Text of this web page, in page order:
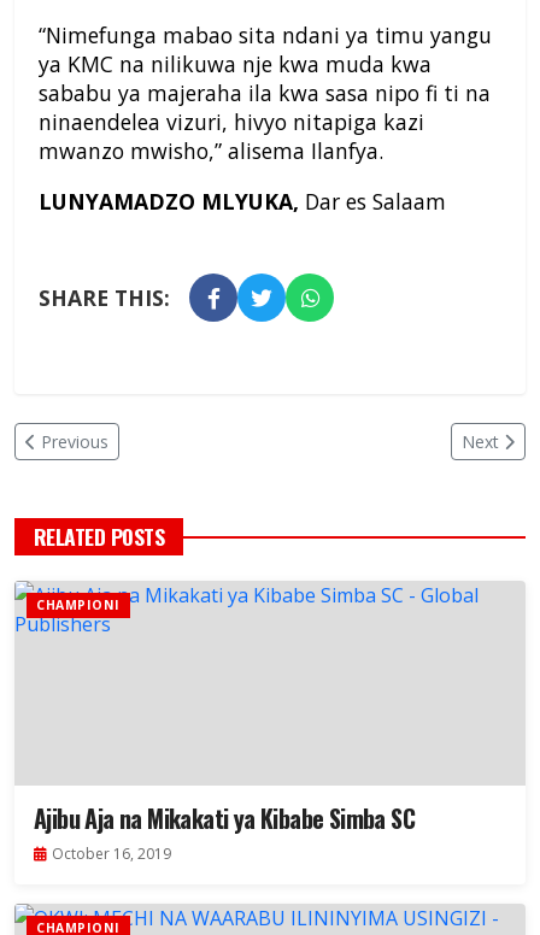
“Nimefunga mabao sita ndani ya timu yangu
ya KMC na nilikuwa nje kwa muda kwa
sababu ya majeraha ila kwa sasa nipo fi ti na
ninaendelea vizuri, hivyo nitapiga kazi
mwanzo mwisho,” alisema Ilanfya.
LUNYAMADZO MLYUKA, Dar es Salaam
SHARE THIS:
Previous Next
RELATED POSTS
CHAMPIONI
Ajibu Aja na Mikakati ya Kibabe Simba SC
October 16, 2019
CHAMPIONI